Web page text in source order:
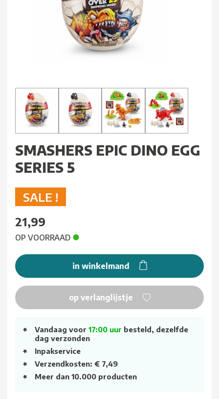
SMASHERS EPIC DINO EGG
SERIES 5
SALE !
21,99
OP VOORRAAD
in winkelmand
op verlanglijstje
Vandaag voor 17:00 uur besteld, dezelfde
dag verzonden
Inpakservice
Verzendkosten: € 7,49
Meer dan 10.000 producten